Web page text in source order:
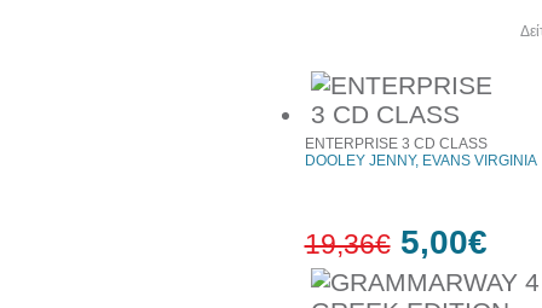
ENTERPRISE 3 CD CLASS
DOOLEY JENNY, EVANS VIRGINIA
19,36€ 5,00€